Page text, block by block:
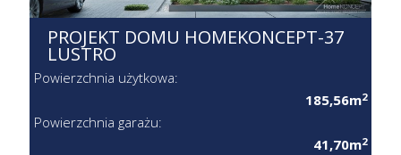
PROJEKT DOMU HOMEKONCEPT-37
LUSTRO
Powierzchnia użytkowa:
185,56m2
Powierzchnia garażu:
41,70m2